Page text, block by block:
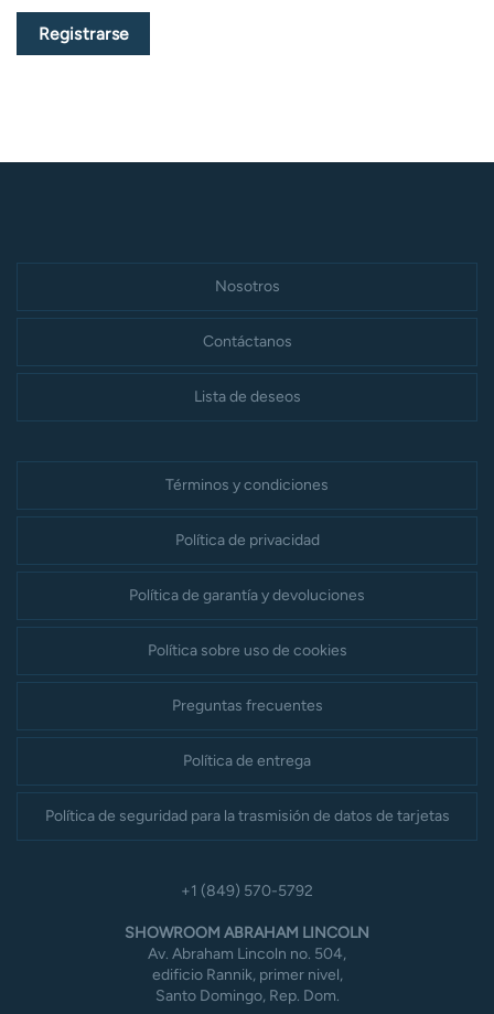
Registrarse
Nosotros
Contáctanos
Lista de deseos
Términos y condiciones
Política de privacidad
Política de garantía y devoluciones
Política sobre uso de cookies
Preguntas frecuentes
Política de entrega
Política de seguridad para la trasmisión de datos de tarjetas
+1 (849) 570-5792
SHOWROOM ABRAHAM LINCOLN
Av. Abraham Lincoln no. 504,
edificio Rannik, primer nivel,
Santo Domingo, Rep. Dom.